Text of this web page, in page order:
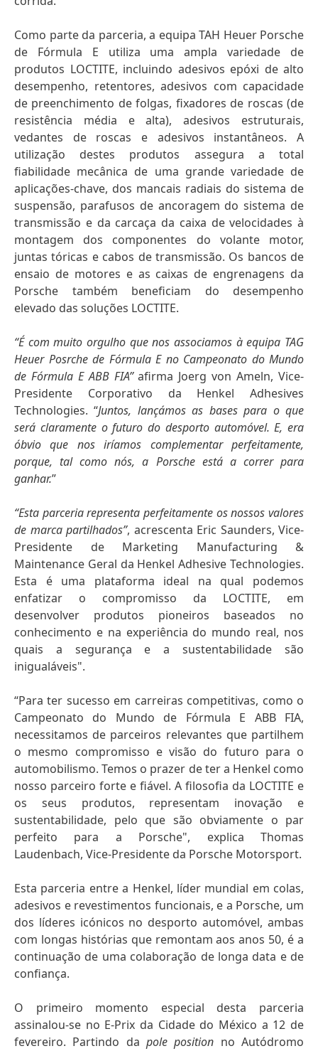
Como parte da parceria, a equipa TAH Heuer Porsche
de Fórmula E utiliza uma ampla variedade de
produtos LOCTITE, incluindo adesivos epóxi de alto
desempenho, retentores, adesivos com capacidade
de preenchimento de folgas, fixadores de roscas (de
resistência média e alta), adesivos estruturais,
vedantes de roscas e adesivos instantâneos. A
utilização destes produtos assegura a total
fiabilidade mecânica de uma grande variedade de
aplicações-chave, dos mancais radiais do sistema de
suspensão, parafusos de ancoragem do sistema de
transmissão e da carcaça da caixa de velocidades à
montagem dos componentes do volante motor,
juntas tóricas e cabos de transmissão. Os bancos de
ensaio de motores e as caixas de engrenagens da
Porsche também beneficiam do desempenho
elevado das soluções LOCTITE.
“É com muito orgulho que nos associamos à equipa TAG
Heuer Posrche de Fórmula E no Campeonato do Mundo
de Fórmula E ABB FIA”afirma Joerg von Ameln, Vice-
Presidente Corporativo da Henkel Adhesives
Technologies. “Juntos, lançámos as bases para o que
será claramente o futuro do desporto automóvel. E, era
óbvio que nos iríamos complementar perfeitamente,
porque, tal como nós, a Porsche está a correr para
ganhar.
“Esta parceria representa perfeitamente os nossos valores
de marca partilhados”, acrescenta Eric Saunders, Vice-
Presidente de Marketing Manufacturing &
Maintenance Geral da Henkel Adhesive Technologies.
Esta é uma plataforma ideal na qual podemos
enfatizar o compromisso da LOCTITE, em
desenvolver produtos pioneiros baseados no
conhecimento e na experiência do mundo real, nos
quais a segurança e a sustentabilidade são
inigualáveis".
“Para ter sucesso em carreiras competitivas, como o
Campeonato do Mundo de Fórmula E ABB FIA,
necessitamos de parceiros relevantes que partilhem
o mesmo compromisso e visão do futuro para o
automobilismo. Temos o prazer de ter a Henkel como
nosso parceiro forte e fiável. A filosofia da LOCTITE e
os seus produtos, representam inovação e
sustentabilidade, pelo que são obviamente o par
perfeito para a Porsche", explica Thomas
Laudenbach, Vice-Presidente da Porsche Motorsport.
Esta parceria entre a Henkel, líder mundial em colas,
adesivos e revestimentos funcionais, e a Porsche, um
dos líderes icónicos no desporto automóvel, ambas
com longas histórias que remontam aos anos 50, é a
continuação de uma colaboração de longa data e de
confiança.
O primeiro momento especial desta parceria
assinalou-se no E-Prix da Cidade do México a 12 de
fevereiro. Partindo da pole position no Autódromo